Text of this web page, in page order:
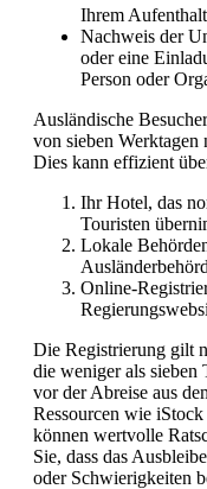
Ihrem
Nachweis der
oder eine
Person oder
Ausländische
von sieben Werktagen
Dies kann effizient
Ihr Hotel, das
Touristen
Lokale
Online-
Die Registrierung gilt
die weniger als sieben
vor der Abreise aus
Ressourcen wie
können wertvolle
Sie, dass das
oder Schwierigkeiten